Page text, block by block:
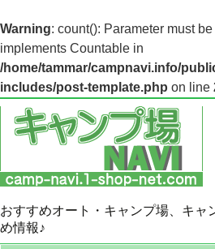
Warning: count(): Parameter must
implements Countable in
/home/tammar/campnavi.info/
includes/post-template.php on line
おすすめオート・キャンプ場、キャ
め情報♪